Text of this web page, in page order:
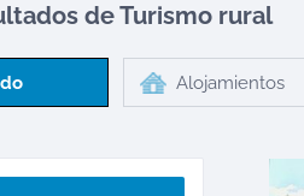
de Turismo rural
Alojamientos